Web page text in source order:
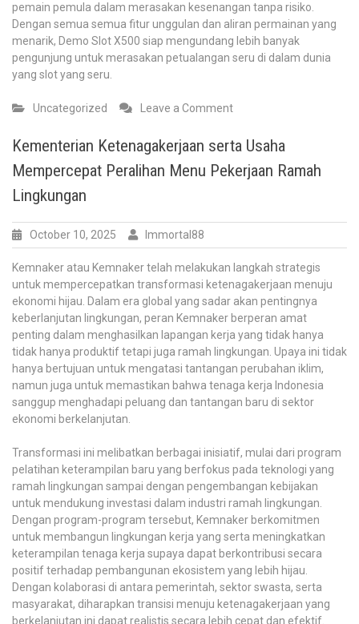
pemain pemula dalam merasakan kesenangan tanpa risiko.
Dengan semua semua fitur unggulan dan aliran permainan yang
menarik, Demo Slot X500 siap mengundang lebih banyak
pengunjung untuk merasakan petualangan seru di dalam dunia
yang slot yang seru.
Uncategorized Leave a Commenton
Keajaiban
Percobaan
X500
Kementerian Ketenagakerjaan serta Usaha
Mempercepat Peralihan Menu Pekerjaan Ramah
Lingkungan
October 10, 2025 Immortal88
Kemnaker atau Kemnaker telah melakukan langkah strategis
untuk mempercepatkan transformasi ketenagakerjaan menuju
ekonomi hijau. Dalam era global yang sadar akan pentingnya
keberlanjutan lingkungan, peran Kemnaker berperan amat
penting dalam menghasilkan lapangan kerja yang tidak hanya
tidak hanya produktif tetapi juga ramah lingkungan. Upaya ini tidak
hanya bertujuan untuk mengatasi tantangan perubahan iklim,
namun juga untuk memastikan bahwa tenaga kerja Indonesia
sanggup menghadapi peluang dan tantangan baru di sektor
ekonomi berkelanjutan.
Transformasi ini melibatkan berbagai inisiatif, mulai dari program
pelatihan keterampilan baru yang berfokus pada teknologi yang
ramah lingkungan sampai dengan pengembangan kebijakan
untuk mendukung investasi dalam industri ramah lingkungan.
Dengan program-program tersebut, Kemnaker berkomitmen
untuk membangun lingkungan kerja yang serta meningkatkan
keterampilan tenaga kerja supaya dapat berkontribusi secara
positif terhadap pembangunan ekosistem yang lebih hijau.
Dengan kolaborasi di antara pemerintah, sektor swasta, serta
masyarakat, diharapkan transisi menuju ketenagakerjaan yang
berkelanjutan ini dapat realistis secara lebih cepat dan efektif.